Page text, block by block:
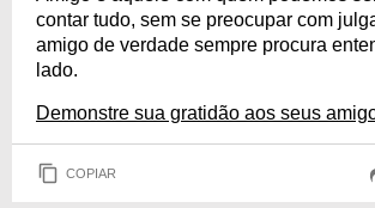
contar tudo, sem se preocupar com
amigo de verdade sempre procura
lado.
Demonstre sua gratidão aos seus
COPIAR